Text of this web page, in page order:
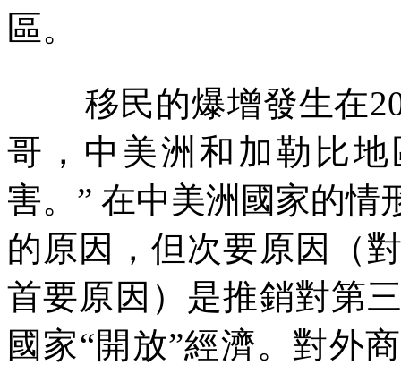
區。
移民的爆增發生在
哥，中美洲和加勒比
害。” 在中美洲國家的情
的原因，但次要原因（
首要原因）是推銷對第
國家“開放”經濟。對外